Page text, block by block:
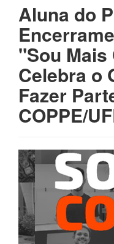
Aluna do
"Sou Mais
Celebra o
Fazer
COPPE/